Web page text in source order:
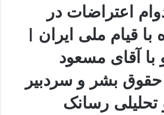
اعتراضات در
با قیام ملی ایران |
با آقای مسعود
بشر و سردبیر
رسانک